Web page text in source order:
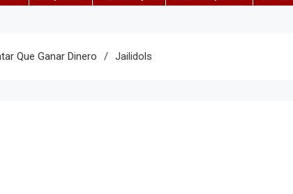
Que Ganar Dinero Jailidols